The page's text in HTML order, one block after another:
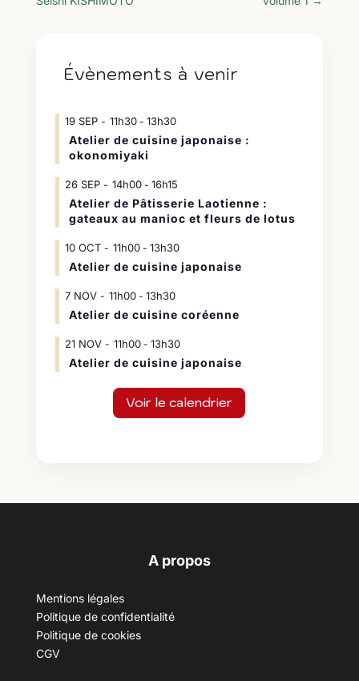
Évènements à venir
19 SEP 11h30- 13h30
Atelier de cuisine japonaise :
okonomiyaki
26 SEP 14h00- 16h15
Atelier de Pâtisserie Laotienne :
gateaux au manioc et fleurs de lotus
10 OCT 11h00- 13h30
Atelier de cuisine japonaise
7 NOV 11h00- 13h30
Atelier de cuisine coréenne
21 NOV 11h00- 13h30
Atelier de cuisine japonaise
Voir le calendrier
A propos
Mentions légales
Politique de confidentialité
Politique de cookies
CGV